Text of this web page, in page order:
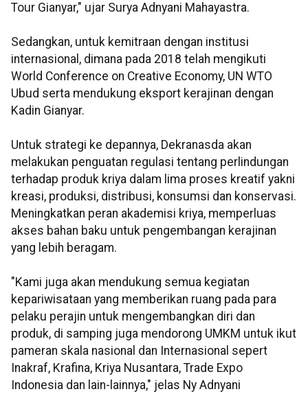
Tour Gianyar," ujar Surya Adnyani Mahayastra.
Sedangkan, untuk kemitraan dengan institusi
internasional, dimana pada 2018 telah mengikuti
World Conference on Creative Economy, UN WTO
Ubud serta mendukung eksport kerajinan dengan
Kadin Gianyar.
Untuk strategi ke depannya, Dekranasda akan
melakukan penguatan regulasi tentang perlindungan
terhadap produk kriya dalam lima proses kreatif yakni
kreasi, produksi, distribusi, konsumsi dan konservasi.
Meningkatkan peran akademisi kriya, memperluas
akses bahan baku untuk pengembangan kerajinan
yang lebih beragam.
"Kami juga akan mendukung semua kegiatan
kepariwisataan yang memberikan ruang pada para
pelaku perajin untuk mengembangkan diri dan
produk, di samping juga mendorong UMKM untuk ikut
pameran skala nasional dan Internasional sepert
Inakraf, Krafina, Kriya Nusantara, Trade Expo
Indonesia dan lain-lainnya," jelas Ny Adnyani